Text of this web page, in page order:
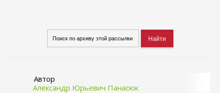
Автор
Александр Юрьевич Панасюк